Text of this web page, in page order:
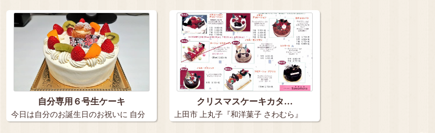
自分専用６号生ケーキ
今日は自分のお誕生日のお祝いに 自分
クリスマスケーキカタ…
上田市 上丸子『和洋菓子 さわむら』